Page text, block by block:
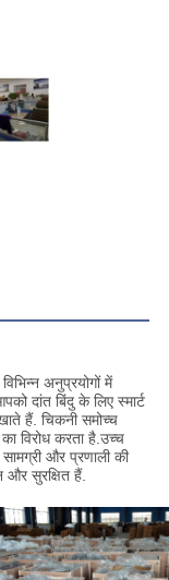
अनुप्रयोगों में
दांत बिंदु के लिए स्मार्ट
हैं. चिकनी समोच्च
विरोध करता है.उच्च
और प्रणाली की
सुरक्षित हैं.